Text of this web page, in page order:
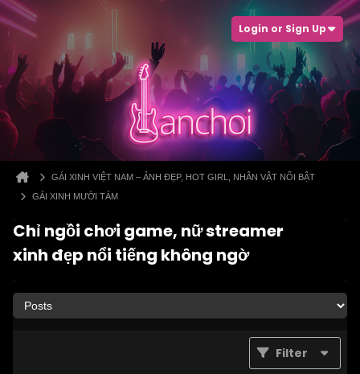
Login or Sign Up
GÁI XINH VIỆT NAM – ẢNH ĐẸP, HOT GIRL, NHÂN VẬT NỔI BẬT
GÁI XINH MƯỜI TÁM
Chỉ ngồi chơi game, nữ streamer
xinh đẹp nổi tiếng không ngờ
Filter